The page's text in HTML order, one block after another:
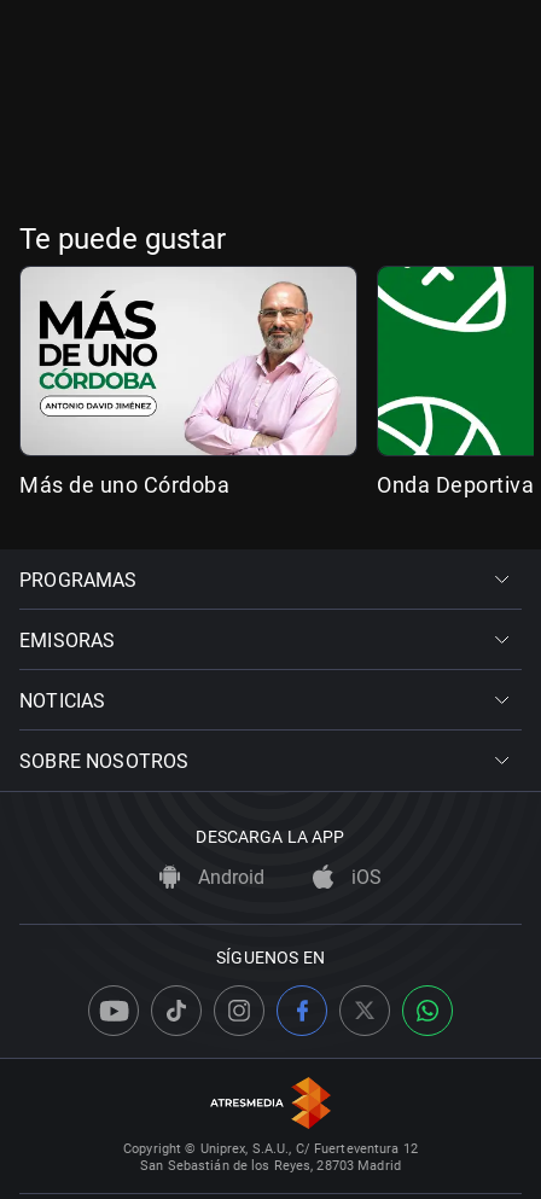
Te puede gustar
Más de uno Córdoba Onda Deportiva
PROGRAMAS
EMISORAS
NOTICIAS
SOBRE NOSOTROS
DESCARGA LA APP
Android iOS
SÍGUENOS EN
Copyright © Uniprex, S.A.U., C/ Fuerteventura 12
San Sebastián de los Reyes, 28703 Madrid